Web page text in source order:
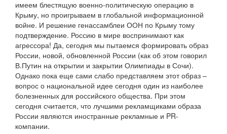
имеем блестящую военно-политическую операцию в
Крыму, но проигрываем в глобальной информационной
войне. И решение генассамблеи ООН по Крыму тому
подтверждение. Россию в мире воспринимают как
агрессора! Да, сегодня мы пытаемся формировать образ
России, новой, обновленной России (как об этом говорил
В.Путин на открытии и закрытии Олимпиады в Сочи).
Однако пока еще сами слабо представляем этот образ –
вопрос о национальной идее сегодня один из наиболее
болезненных для российского общества. При этом
сегодня считается, что лучшими рекламщиками образа
России являются иностранные рекламные и PR-
компании.